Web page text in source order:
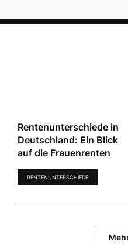
Rentenunterschiede in
Deutschland: Ein Blick
auf die Frauenrenten
RENTENUNTERSCHIEDE